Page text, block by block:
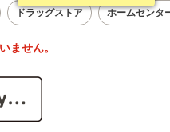
ドラッグストア ホームセンタ
ません。